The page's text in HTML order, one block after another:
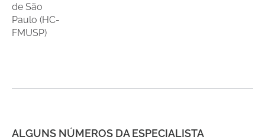
de São
Paulo (HC-
FMUSP)
ALGUNS NÚMEROS DA ESPECIALISTA